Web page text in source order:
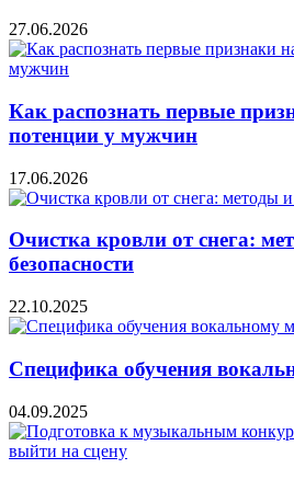
27.06.2026
Как распознать первые
потенции у мужчин
17.06.2026
Очистка кровли от снега:
безопасности
22.10.2025
Специфика обучения
04.09.2025